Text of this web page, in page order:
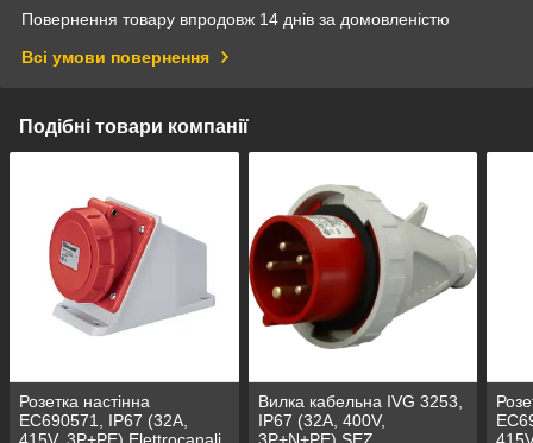
Повернення товару впродовж 14 днів за домовленістю
Всі умови повернення
Подібні товари компанії
Розетка настінна
EC690571, IP67 (32A,
Вилка кабельна IVG 3253,
IP67 (32A, 400V,